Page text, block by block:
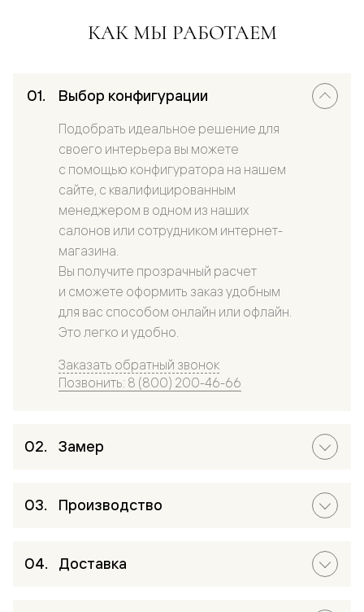
КАК МЫ РАБОТАЕМ
Выбор конфигурации
Подобрать идеальное решение для
своего интерьера вы можете
с помощью конфигуратора на нашем
сайте, с квалифицированным
менеджером в одном из наших
салонов или сотрудником интернет-
магазина.
Вы получите прозрачный расчет
и сможете оформить заказ удобным
для вас способом онлайн или офлайн.
Это легко и удобно.
Заказать обратный звонок
Позвонить: 8 (800) 200-46-66
Замер
Производство
Доставка